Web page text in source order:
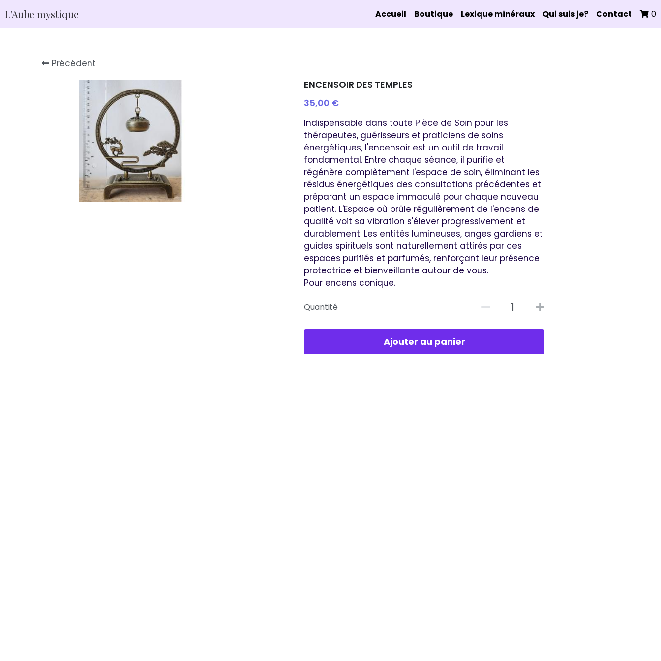
L'Aube mystique Accueil Boutique Lexique minéraux Qui suis je? Contact 0
Précédent
ENCENSOIR DES TEMPLES
35,00 €
Indispensable dans toute Pièce de Soin pour les
thérapeutes, guérisseurs et praticiens de soins
énergétiques, l'encensoir est un outil de travail
fondamental. Entre chaque séance, il purifie et
régénère complètement l'espace de soin, éliminant les
résidus énergétiques des consultations précédentes et
préparant un espace immaculé pour chaque nouveau
patient. L'Espace où brûle régulièrement de l'encens de
qualité voit sa vibration s'élever progressivement et
durablement. Les entités lumineuses, anges gardiens et
guides spirituels sont naturellement attirés par ces
espaces purifiés et parfumés, renforçant leur présence
protectrice et bienveillante autour de vous.
Pour encens conique.
Quantité
Ajouter au panier